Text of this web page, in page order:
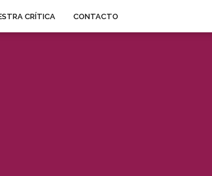
CRÍTICA CONTACTO